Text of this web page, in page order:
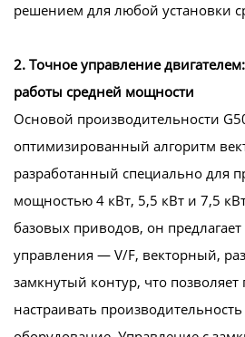
решением для любой установки
2. Точное управление
работы средней мощности
Основой производительности
оптимизированный алгоритм
разработанный специально для
мощностью 4 кВт, 5,5 кВт и 7,5
базовых приводов, он
управления — V/F, векторный,
замкнутый контур, что позволяет
настраивать